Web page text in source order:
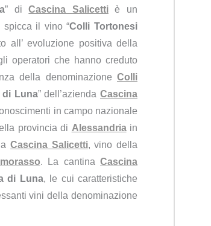
” diCascina Salicettiè un
spicca il vino “Colli Tortonesi
all’ evoluzione positiva della
operatori che hanno creduto
della denominazione Colli
di Luna” dell’aziendaCascina
in campo nazionale
provincia di Alessandriain
Cascina Salicetti, vino della
. La cantinaCascina
di Luna, le cui caratteristiche
vini della denominazione